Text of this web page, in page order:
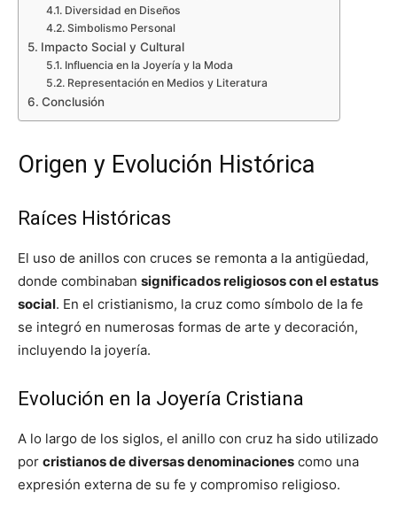
Diversidad en Diseños
Simbolismo Personal
Impacto Social y Cultural
Influencia en la Joyería y la Moda
Representación en Medios y Literatura
Conclusión
Origen y Evolución Histórica
Raíces Históricas
El uso de anillos con cruces se remonta a la antigüedad,
donde combinaban significados religiosos con el estatus
social. En el cristianismo, la cruz como símbolo de la fe
se integró en numerosas formas de arte y decoración,
incluyendo la joyería.
Evolución en la Joyería Cristiana
A lo largo de los siglos, el anillo con cruz ha sido utilizado
por cristianos de diversas denominaciones como una
expresión externa de su fe y compromiso religioso.